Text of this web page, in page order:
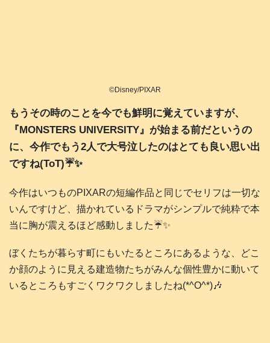
©Disney/PIXAR
もうその時のことを今でも鮮明に覚えていますが、
『MONSTERS UNIVERSITY』が始まる前だというの
に、今作でもう2人で大号泣したのはとても良い思い出
ですね(ToT)☔✨️
今作はいつものPIXARの短編作品と同じでセリフは一切な
いんですけど、描かれているドラマがシンプルで純粋で本
当に胸が震えるほど感動しました☔️✨️
ぼくたちが暮らす町にもいたるところにあるような、どこ
か顔のように見える建造物たちがみんな個性豊かに動いて
いるところもすごくワクワクしましたね(*^O^*)🎶